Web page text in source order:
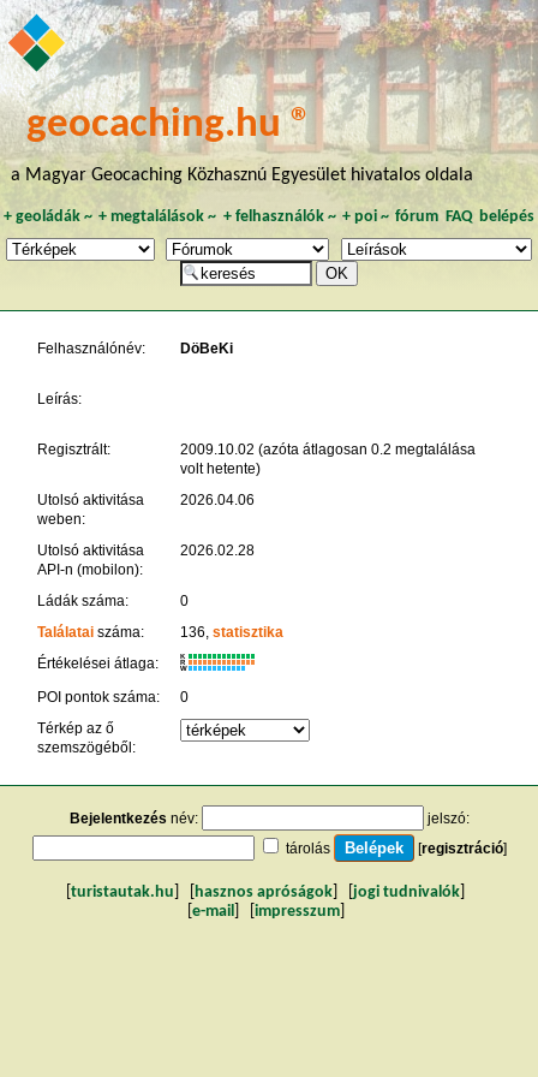
geocaching.hu ®
a Magyar Geocaching Közhasznú Egyesület hivatalos oldala
+ geoládák~ +megtalálások ~ + felhasználók~ + poi~ fórum FAQ belépés
Felhasználónév: DöBeKi
Leírás:
Regisztrált:
2009.10.02 (azóta átlagosan 0.2 megtalálása
volt hetente)
Utolsó aktivitása
weben:
2026.04.06
Utolsó aktivitása
API-n (mobilon):
2026.02.28
Ládák száma:
0
Találataiszáma: 136, statisztika
Értékelései átlaga:
K
R
W
POI pontok száma:
0
Térkép az ő
szemszögéből:
Bejelentkezés név:
jelszó:
tárolás
[regisztráció]
turistautak.hu hasznos apróságok jogi tudnivalók
e-mail impresszum]